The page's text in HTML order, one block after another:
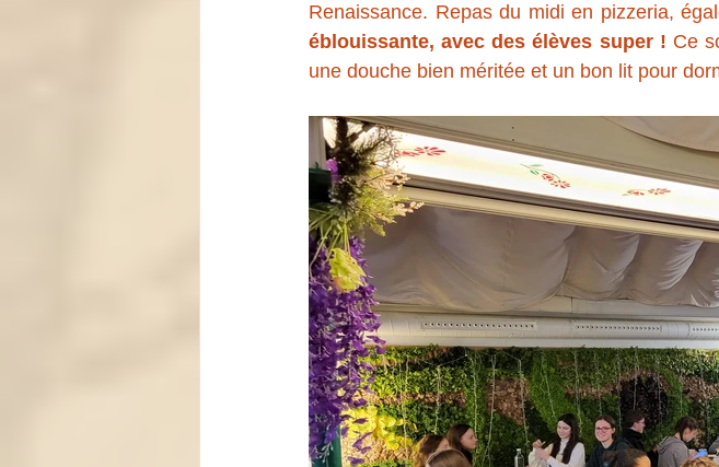
Renaissance. Repas du midi en pizzeria,
éblouissante, avec des élèves super ! Ce
une douche bien méritée et un bon lit pour